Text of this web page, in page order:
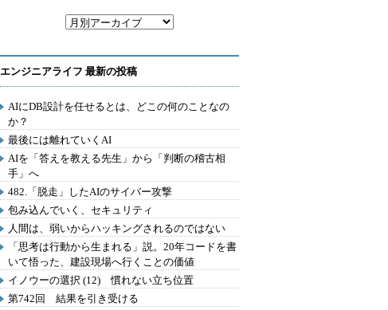
エンジニアライフ 最新の投稿
AIにDB設計を任せるとは、どこの何のことなの
か？
最後には離れていくAI
AIを「答えを教える先生」から「判断の稽古相
手」へ
482.「脱走」したAIのサイバー攻撃
包み込んでいく、セキュリティ
人間は、弱いからハッキングされるのではない
「思考は行動から生まれる」説。20年コードを書
いて悟った、建設現場へ行くことの価値
イノウーの選択 (12) 慣れない立ち位置
第742回 結果を引き受ける